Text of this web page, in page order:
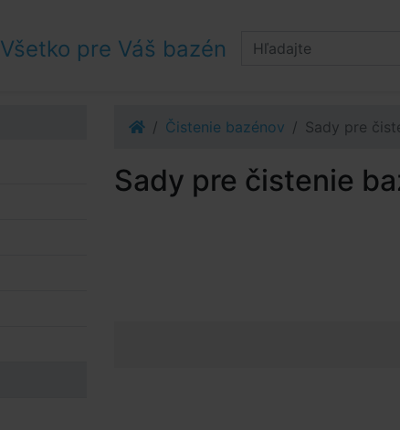
Všetko pre Váš bazén
Čistenie bazénov Sady pre
Sady pre čistenie